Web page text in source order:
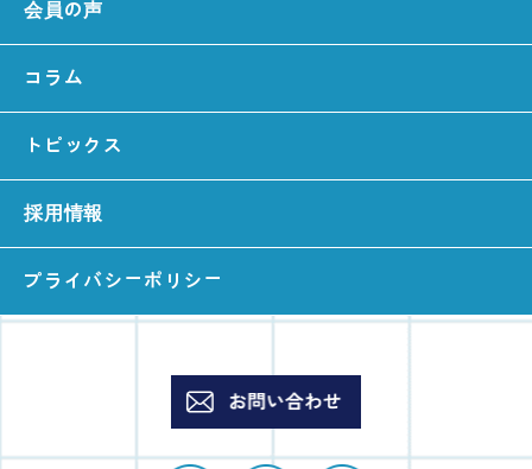
会員の声
コラム
トピックス
採用情報
プライバシーポリシー